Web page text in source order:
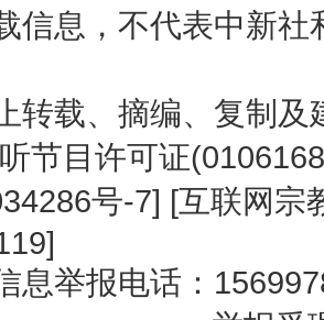
信息，不代表中新
转载、摘编、复制
节目许可证
号-7] [互联网宗
]
息举报电话：